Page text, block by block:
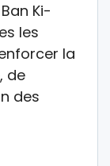
Ki-
les
la
de
des